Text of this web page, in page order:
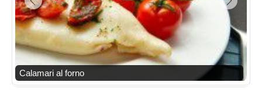
Calamari al forno